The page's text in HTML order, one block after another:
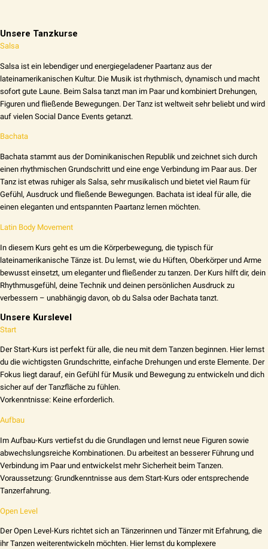
Unsere Tanzkurse
Salsa
Salsa ist ein lebendiger und energiegeladener Paartanz aus der
lateinamerikanischen Kultur. Die Musik ist rhythmisch, dynamisch und macht
sofort gute Laune. Beim Salsa tanzt man im Paar und kombiniert Drehungen,
Figuren und fließende Bewegungen. Der Tanz ist weltweit sehr beliebt und wird
auf vielen Social Dance Events getanzt.
Bachata
Bachata stammt aus der Dominikanischen Republik und zeichnet sich durch
einen rhythmischen Grundschritt und eine enge Verbindung im Paar aus. Der
Tanz ist etwas ruhiger als Salsa, sehr musikalisch und bietet viel Raum für
Gefühl, Ausdruck und fließende Bewegungen. Bachata ist ideal für alle, die
einen eleganten und entspannten Paartanz lernen möchten.
Latin Body Movement
In diesem Kurs geht es um die Körperbewegung, die typisch für
lateinamerikanische Tänze ist. Du lernst, wie du Hüften, Oberkörper und Arme
bewusst einsetzt, um eleganter und fließender zu tanzen. Der Kurs hilft dir, dein
Rhythmusgefühl, deine Technik und deinen persönlichen Ausdruck zu
verbessern – unabhängig davon, ob du Salsa oder Bachata tanzt.
Unsere Kurslevel
Start
Der Start-Kurs ist perfekt für alle, die neu mit dem Tanzen beginnen. Hier lernst
du die wichtigsten Grundschritte, einfache Drehungen und erste Elemente. Der
Fokus liegt darauf, ein Gefühl für Musik und Bewegung zu entwickeln und dich
sicher auf der Tanzfläche zu fühlen.
Vorkenntnisse: Keine erforderlich.
Aufbau
Im Aufbau-Kurs vertiefst du die Grundlagen und lernst neue Figuren sowie
abwechslungsreiche Kombinationen. Du arbeitest an besserer Führung und
Verbindung im Paar und entwickelst mehr Sicherheit beim Tanzen.
Voraussetzung: Grundkenntnisse aus dem Start-Kurs oder entsprechende
Tanzerfahrung.
Open Level
Der Open Level-Kurs richtet sich an Tänzerinnen und Tänzer mit Erfahrung, die
ihr Tanzen weiterentwickeln möchten. Hier lernst du komplexere